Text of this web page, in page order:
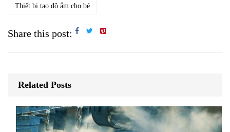
Thiết bị tạo độ ẩm cho bé
Share this post:
Related Posts